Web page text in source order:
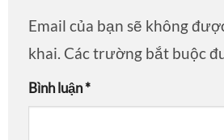
Email của bạn sẽ không
khai. Các trường bắt buộc
Bình luận*